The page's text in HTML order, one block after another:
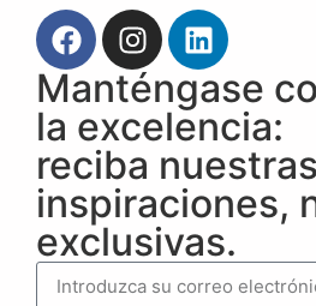
Manténgase
la excelencia:
reciba nuestras
inspiraciones,
exclusivas.